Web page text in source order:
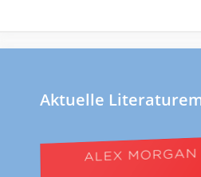
Aktuelle